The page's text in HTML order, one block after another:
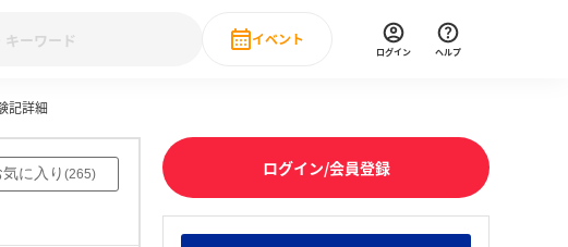
28卒 IT・DX現場社員インタビュー
イベント
直近のイベント一覧
ログイン ヘルプ
記詳細
気に入り (265)
ログイン/会員登録